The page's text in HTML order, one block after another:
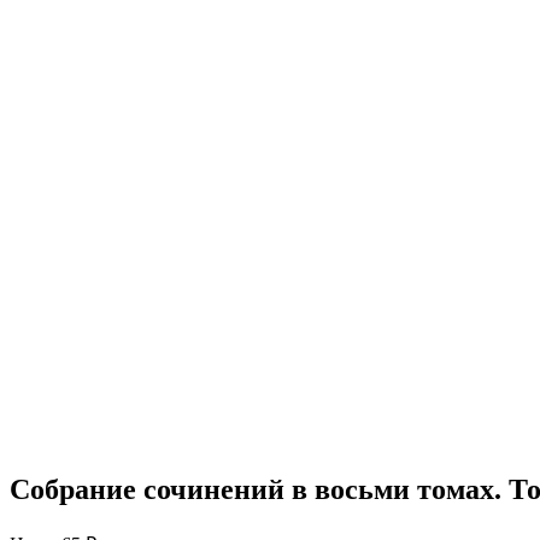
Собрание сочинений в восьми томах.